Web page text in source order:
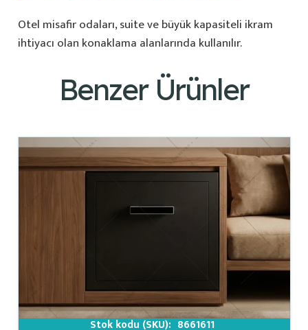
Otel misafir odaları, suite ve büyük kapasiteli ikram
ihtiyacı olan konaklama alanlarında kullanılır.
Benzer Ürünler
Stok kodu (SKU): 8661611